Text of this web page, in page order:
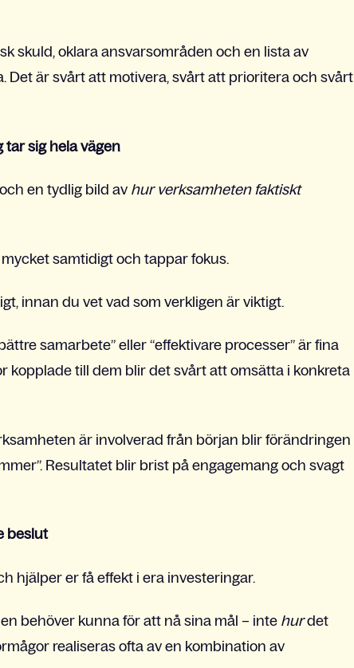
skuld, oklara ansvarsområden och en lista av
Det är svårt att motivera, svårt att prioritera och svårt
sig hela vägen
en tydlig bild av hur verksamheten faktiskt
samtidigt och tappar fokus.
innan du vet vad som verkligen är viktigt.
samarbete” eller “effektivare processer” är fina
kopplade till dem blir det svårt att omsätta i konkreta
är involverad från början blir förändringen
Resultatet blir brist på engagemang och svagt
beslut
hjälper er få effekt i era investeringar.
behöver kunna för att nå sina mål – inte hurdet
realiseras ofta av en kombination av